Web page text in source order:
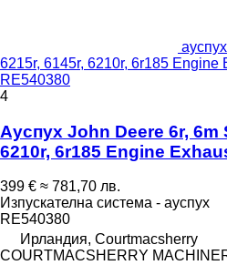
6215r, 6145r, 6210r, 6r185 Engine
RE540380
4
Ауспух John Deere 6r, 6m
6210r, 6r185 Engine
399 € ≈ 781,70 лв.
Изпускателна система - ауспух
RE540380
Ирландия, Courtmacsherry
COURTMACSHERRY